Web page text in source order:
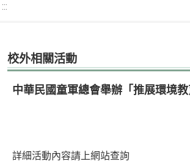
:::
校外相關活動
中華民國童軍總會舉辦「推展環境
詳細活動內容請上網站查詢